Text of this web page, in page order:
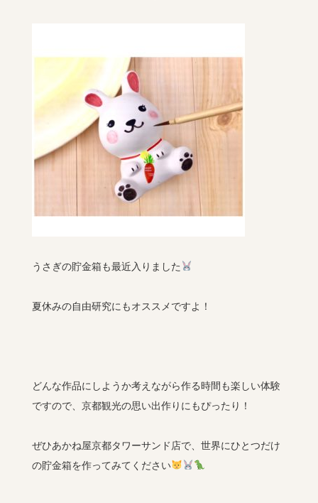
うさぎの貯金箱も最近入りました
夏休みの自由研究にもオススメですよ！
どんな作品にしようか考えながら作る時間も楽しい体験
ですので、京都観光の思い出作りにもぴったり！
ぜひあかね屋京都タワーサンド店で、世界にひとつだけ
の貯金箱を作ってみてください